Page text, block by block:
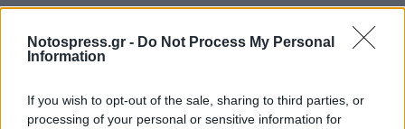
Notospress.gr - Do Not Process My Personal
Information
If you wish to opt-out of the sale, sharing to third parties, or
processing of your personal or sensitive information for